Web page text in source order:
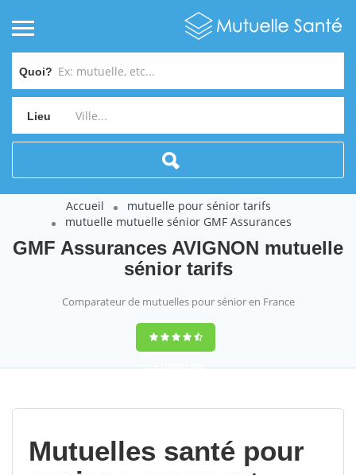
Quoi?
Lieu
Accueil
mutuelle pour sénior tarifs
mutuelle mutuelle sénior GMF Assurances
GMF Assurances AVIGNON mutuelle
sénior tarifs
Comparateur de mutuelles pour sénior en France
9,2(100%)452
Mutuelles santé pour